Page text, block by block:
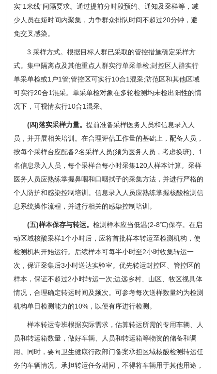
实“1米线”间隔要求。通过提前分时段预约、通知及采样等，减
少人员在短时间内聚集，力争群众排队时间不超过20分钟，避
免交叉感染。
3.采样方式。根据目标人群已采取的管控措施确定采样方
式。集中隔离点及其他重点人群实行单采单检;封控区人群实行
单采单检或1户1管;管控区可实行10合1混采;防范区和其他区域
可实行20合1混采。单采单检对象在多轮检测均未检出阳性的情
况下，可视情实行10合1混采。
(四)落实采样力量。 提前准备采样医务人员和信息录入人
员，并开展相关培训。在合理评估工作量的基础上，配备人员，
按每个采样台应配备2名采样人员(须为医务人员，考虑换班)、1
名信息录入人员，每个采样台每小时采集120人样本计算。采样
医务人员应熟练掌握鼻咽和口咽拭子的采集方法，并进行严格的
个人防护和感染控制培训。信息录入人员应熟练掌握核酸检测信
息系统操作流程，并进行相关的感染控制培训。
(五)样本保存与转运。 检测样本应当低温(2-8℃)保存。在启
动区域核酸采样1个小时后，应将首批样本转运至检测机构，使
检测机构开始运行。后续样本可每半小时至2小时收集转运一
次，保证采集后3小时送达实验室。优先转运封控区、管控区的
样本，保证不超过2小时转运一次;边远乡村、山区、牧区视具体
情况，合理确定转运时间及频次。可参考每次送样数量约为检测
机构单日检测能力的10%，以便有序进行检测。
样本转运专班根据实际需求，估算转运所需的专用车辆、人
员和转运箱数量，做好车辆、人员和转运箱等物资的储备和调
用。同时，要向卫生健康行政部门备案承担区域核酸检测转运任
务的车辆情况。承担转运任务期间，不得将车辆用于其他用途，